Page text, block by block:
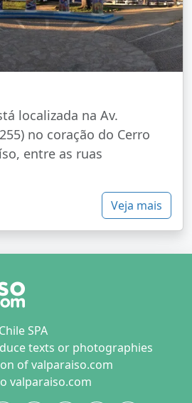
localizada na Av.
no coração do Cerro
entre as ruas
Veja mais
SPA
texts or photographies
of valparaiso.com
valparaiso.com